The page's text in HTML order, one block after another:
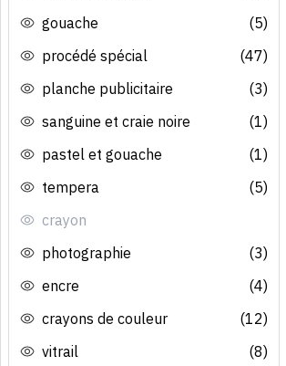
gouache
(5)
procédé spécial
(47)
planche publicitaire
(3)
sanguine et craie noire
(1)
pastel et gouache
(1)
tempera
(5)
crayon
photographie
(3)
encre
(4)
crayons de couleur
(12)
vitrail
(8)